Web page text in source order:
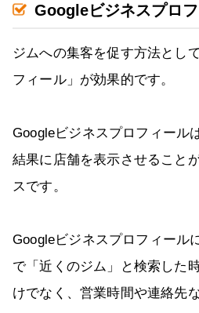
Googleビジネスプロ
ジムへの集客を促す方法とし
フィール」が効果的です。
Googleビジネスプロフィール
結果に店舗を表示させること
スです。
Googleビジネスプロフィール
で「近くのジム」と検索した
けでなく、営業時間や連絡先